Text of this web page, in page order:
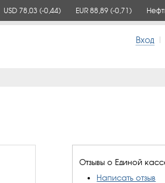
USD 78,03 (-0,44) EUR 88,89 (-0,71)
Вход |
Отзывы о Единой
Написать отзыв